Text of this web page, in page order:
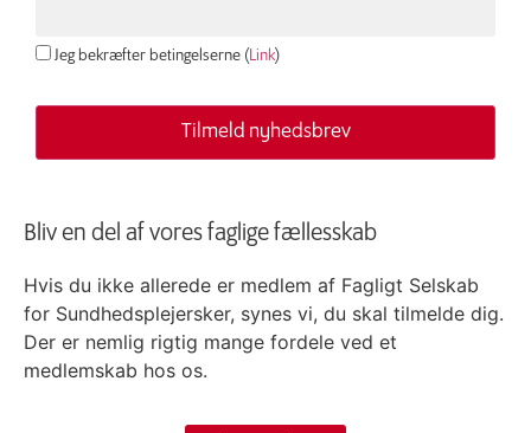
Jeg bekræfter betingelserne (Link)
Bliv en del af vores faglige fællesskab
Hvis du ikke allerede er medlem af Fagligt Selskab
for Sundhedsplejersker, synes vi, du skal tilmelde dig.
Der er nemlig rigtig mange fordele ved et
medlemskab hos os.